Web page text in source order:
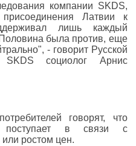
компании SKDS,
Латвии к
лишь каждый
была против, еще
- говорит Русской
социолог Арнис
говорят, что
поступает в связи с
или ростом цен.